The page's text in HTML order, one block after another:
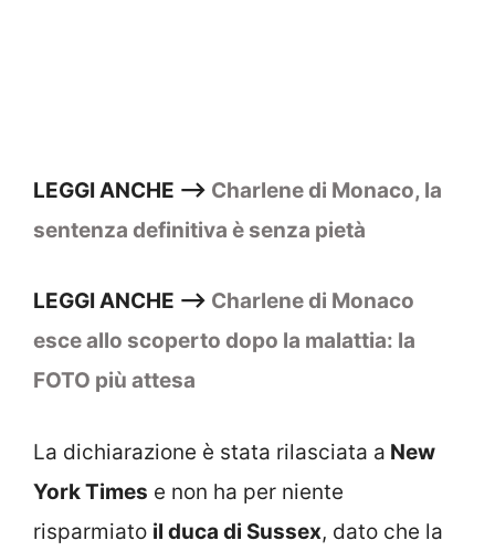
LEGGI ANCHE –> Charlene di Monaco, la
sentenza definitiva è senza pietà
LEGGI ANCHE –> Charlene di Monaco
esce allo scoperto dopo la malattia: la
FOTO più attesa
La dichiarazione è stata rilasciata a New
York Times e non ha per niente
risparmiato il duca di Sussex, dato che la